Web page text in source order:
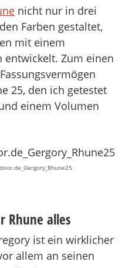
nicht nur in drei
Farben gestaltet,
mit einem
Zum einen
25, den ich getestet
einem Volumen
Rhune alles
ist ein wirklicher
allem an seinen